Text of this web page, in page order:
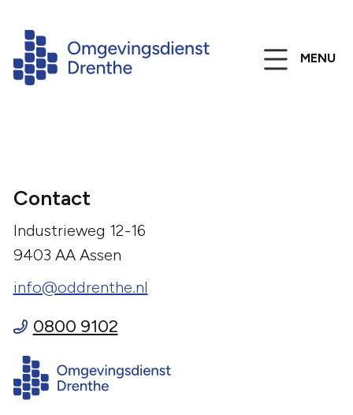
MENU
Contact
Industrieweg 12-16
9403 AA Assen
info@oddrenthe.nl
0800 9102